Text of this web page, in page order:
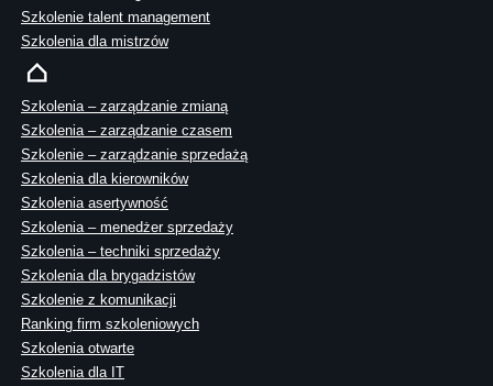
Szkolenie talent management
Szkolenia dla mistrzów
Szkolenia – zarządzanie zmianą
Szkolenia – zarządzanie czasem
Szkolenie – zarządzanie sprzedażą
Szkolenia dla kierowników
Szkolenia asertywność
Szkolenia – menedżer sprzedaży
Szkolenia – techniki sprzedaży
Szkolenia dla brygadzistów
Szkolenie z komunikacji
Ranking firm szkoleniowych
Szkolenia otwarte
Szkolenia dla IT